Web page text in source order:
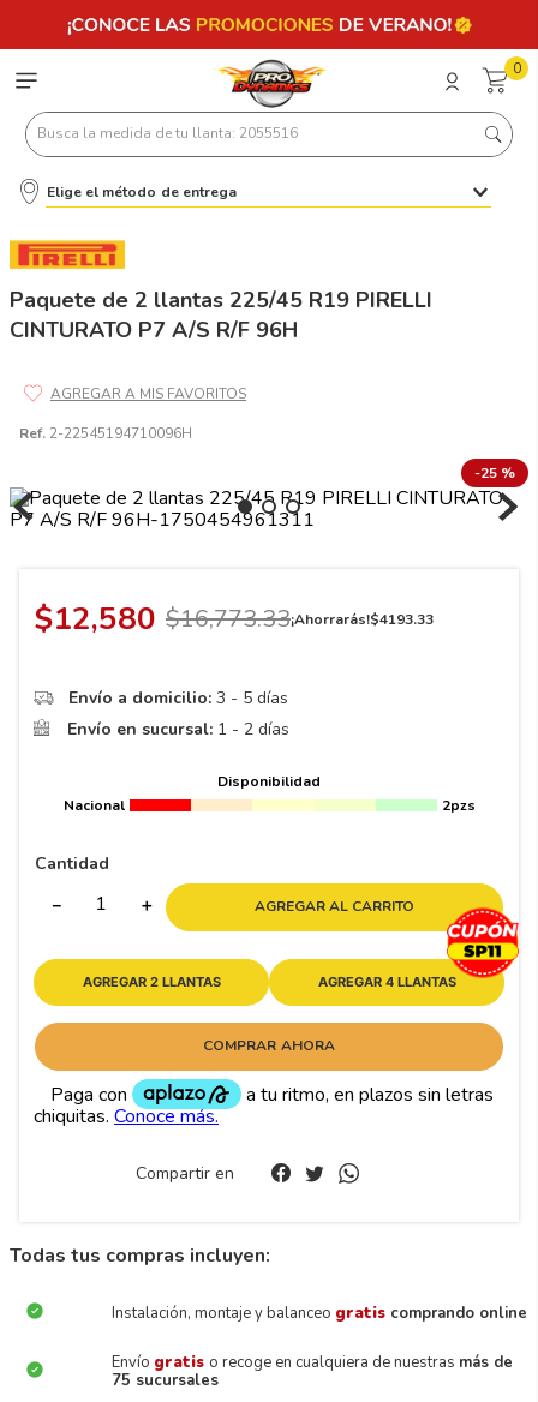
0
Busca la medida de tu llanta: 2055516
Elige el método de entrega
Paquete de 2 llantas 225/45 R19 PIRELLI
CINTURATO P7 A/S R/F 96H
Ref. 2-22545194710096H
-25 %
$12,580 $16,773.33¡Ahorrarás!$4193.33
Envío a domicilio: 3 - 5 días
Envío en sucursal: 1 - 2 días
Disponibilidad
Nacional
2pzs
Cantidad
＋
－ AGREGAR AL CARRITO
AGREGAR 2 LLANTAS AGREGAR 4 LLANTAS
COMPRAR AHORA
Compartir en
Todas tus compras incluyen:
Instalación, montaje y balanceo gratis comprando online
Envío gratis o recoge en cualquiera de nuestras más de
75 sucursales
Términos más buscados
2
3.225
7 .245
10.
265